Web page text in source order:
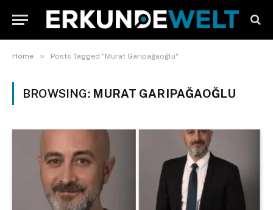
Home » Posts Tagged "Murat Garipağaoğlu"
BROWSING: MURAT GARIPAĞAOĞLU